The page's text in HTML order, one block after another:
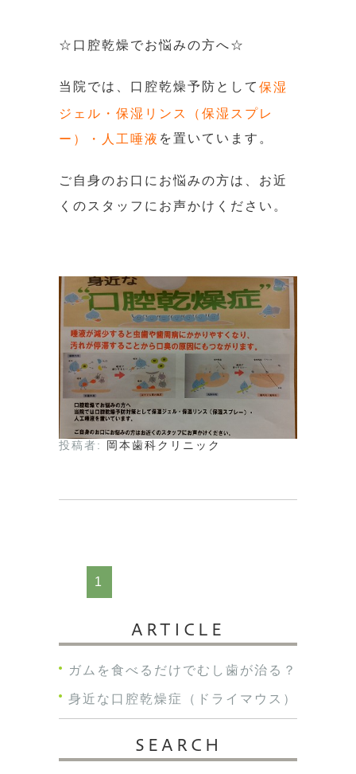
☆口腔乾燥でお悩みの方へ☆
当院では、口腔乾燥予防として 保湿
ジェル・保湿リンス（保湿スプレ
ー）・人工唾液 を置いています。
ご自身のお口にお悩みの方は、お近
くのスタッフにお声かけください。
投稿者: 岡本歯科クリニック
1
ARTICLE
ガムを食べるだけでむし歯が治る？
身近な口腔乾燥症（ドライマウス）
SEARCH